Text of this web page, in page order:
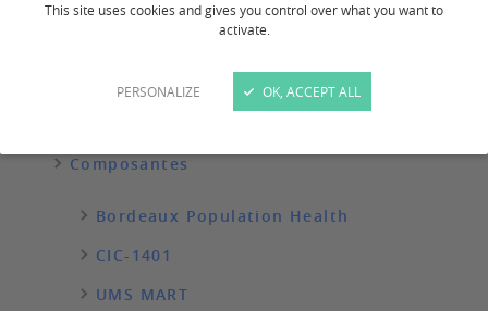
This site uses cookies and gives you control over what you want to
activate.
PERSONALIZE OK, ACCEPT ALL
Actualités
Composantes
Bordeaux Population Health
CIC-1401
UMS MART